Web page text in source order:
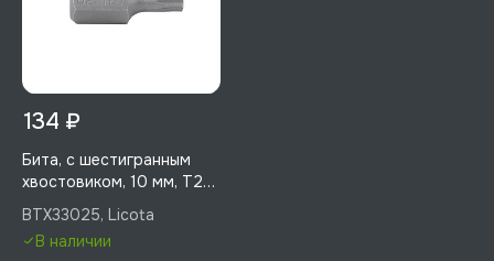
134 ₽
Бита, с шестигранным
хвостовиком, 10 мм, T25,
30 мм, 1 шт, Licota,
BTX33025
BTX33025, Licota
В наличии